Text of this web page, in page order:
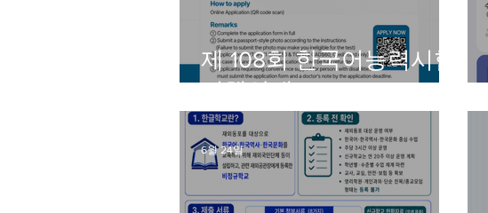
제 108회 한국어능력시험
시행안내
6월 24일